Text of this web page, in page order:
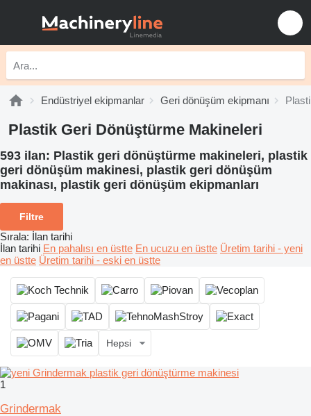
Endüstriyel ekipmanlar Geri dönüşüm ekipmanı
Plastik Geri Dönüştürme Makineleri
593 ilan: Plastik geri dönüştürme makineleri, plastik
geri dönüşüm makinesi, plastik geri dönüşüm
makinası, plastik geri dönüşüm ekipmanları
Filtre
Sırala: İlan tarihi
İlan tarihi En pahalısı en üstte En ucuzu en üstte Üretim tarihi - yeni
en üstte Üretim tarihi - eski en üstte
Hepsi
1
Grindermak